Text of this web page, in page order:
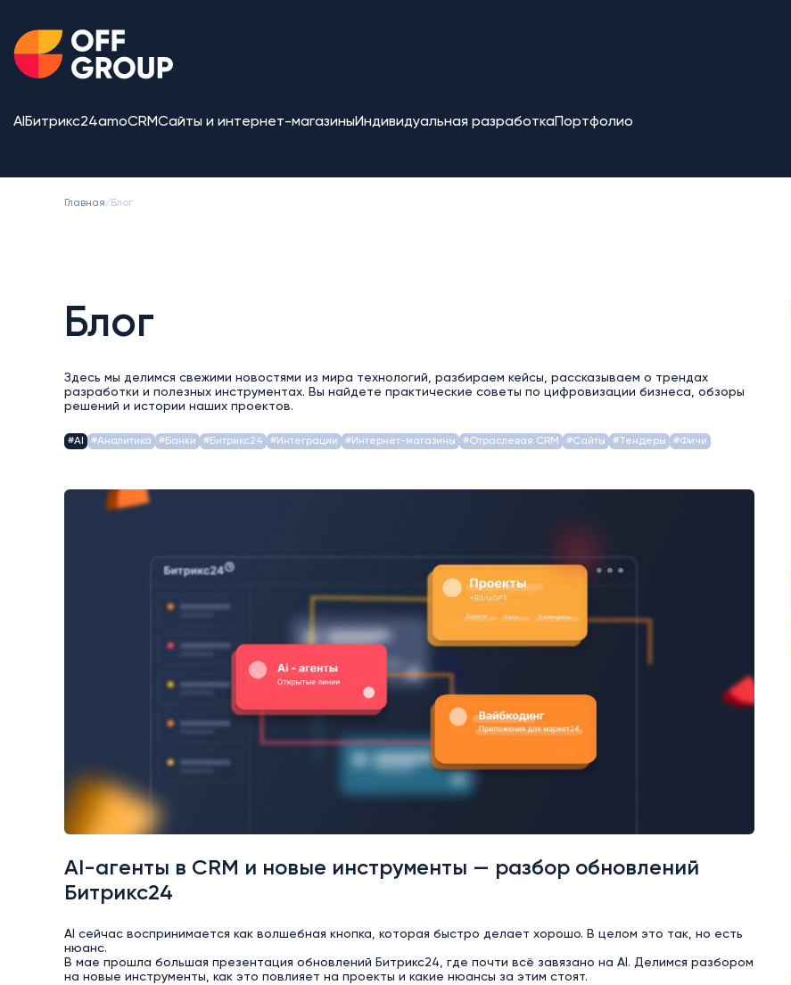
AI Битрикс24amoCRMСайты и интернет-магазиныИндивидуальная разработкаПортфолио
Главная/ Блог
Блог
Здесь мы делимся свежими новостями из мира технологий, разбираем кейсы, рассказываем о трендах
разработки и полезных инструментах. Вы найдете практические советы по цифровизации бизнеса, обзоры
решений и истории наших проектов.
#AI #Аналитика #Банки #Битрикс24 #Интеграции #Интернет-магазины #Отраслевая CRM #Сайты #Тендеры #Фичи
AI-агенты в CRM и новые инструменты — разбор обновлений
Битрикс24
AI сейчас воспринимается как волшебная кнопка, которая быстро делает хорошо. В целом это так, но есть
нюанс.
В мае прошла большая презентация обновлений Битрикс24, где почти всё завязано на AI. Делимся разбором
на новые инструменты, как это повлияет на проекты и какие нюансы за этим стоят.